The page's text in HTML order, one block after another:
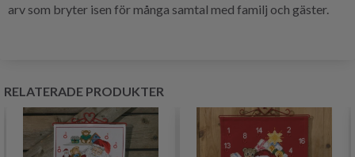
arv som bryter isen för många samtal med familj och gäster.
RELATERADE PRODUKTER